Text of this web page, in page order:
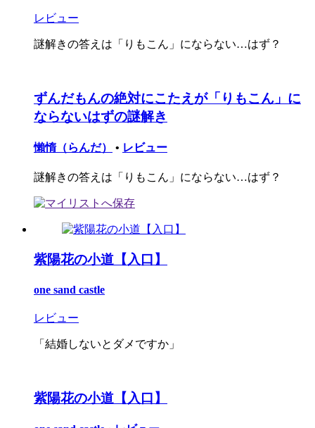
レビュー
謎解きの答えは「りもこん」にならない…はず？
ずんだもんの絶対にこたえが「りもこん」に
ならないはずの謎解き
懶惰（らんだ） • レビュー
謎解きの答えは「りもこん」にならない…はず？
紫陽花の小道【入口】
one sand castle
レビュー
「結婚しないとダメですか」
紫陽花の小道【入口】